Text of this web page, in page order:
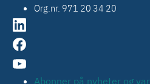
Org.nr. 971 20 34 20
Abonner på nyheter og